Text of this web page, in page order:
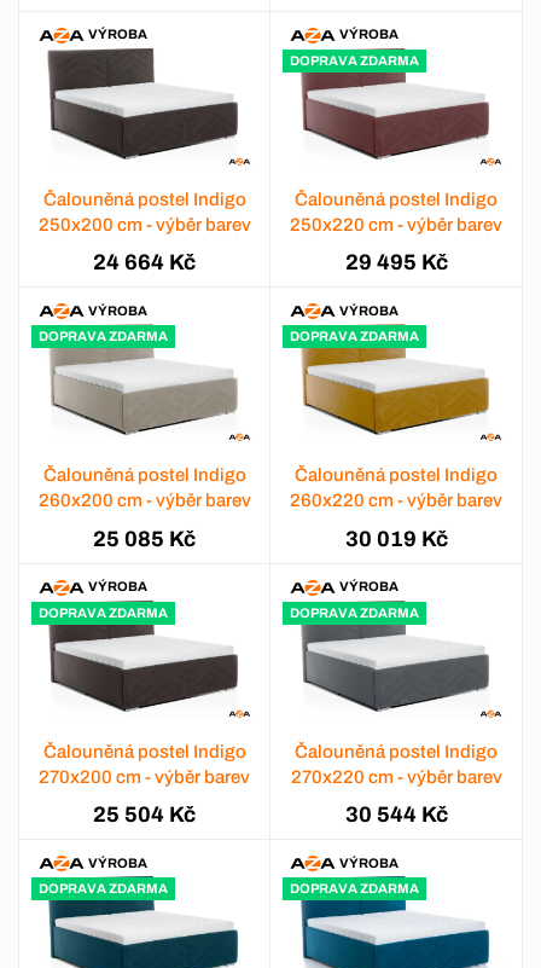
VÝROBA
Čalouněná postel Indigo
250x200 cm - výběr barev
24 664 Kč
VÝROBA
DOPRAVA ZDARMA
Čalouněná postel Indigo
250x220 cm - výběr barev
29 495 Kč
VÝROBA
DOPRAVA ZDARMA
Čalouněná postel Indigo
260x200 cm - výběr barev
25 085 Kč
VÝROBA
DOPRAVA ZDARMA
Čalouněná postel Indigo
260x220 cm - výběr barev
30 019 Kč
VÝROBA
DOPRAVA ZDARMA
Čalouněná postel Indigo
270x200 cm - výběr barev
25 504 Kč
VÝROBA
DOPRAVA ZDARMA
Čalouněná postel Indigo
270x220 cm - výběr barev
30 544 Kč
VÝROBA
DOPRAVA ZDARMA
VÝROBA
DOPRAVA ZDARMA